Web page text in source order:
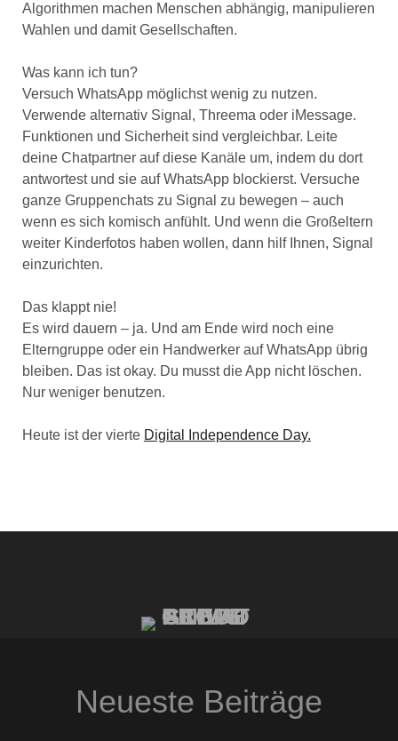
Algorithmen machen Menschen abhängig, manipulieren
Wahlen und damit Gesellschaften.
Was kann ich tun?
Versuch WhatsApp möglichst wenig zu nutzen.
Verwende alternativ Signal, Threema oder iMessage.
Funktionen und Sicherheit sind vergleichbar. Leite
deine Chatpartner auf diese Kanäle um, indem du dort
antwortest und sie auf WhatsApp blockierst. Versuche
ganze Gruppenchats zu Signal zu bewegen – auch
wenn es sich komisch anfühlt. Und wenn die Großeltern
weiter Kinderfotos haben wollen, dann hilf Ihnen, Signal
einzurichten.
Das klappt nie!
Es wird dauern – ja. Und am Ende wird noch eine
Elterngruppe oder ein Handwerker auf WhatsApp übrig
bleiben. Das ist okay. Du musst die App nicht löschen.
Nur weniger benutzen.
Heute ist der vierte Digital Independence Day.
Neueste Beiträge